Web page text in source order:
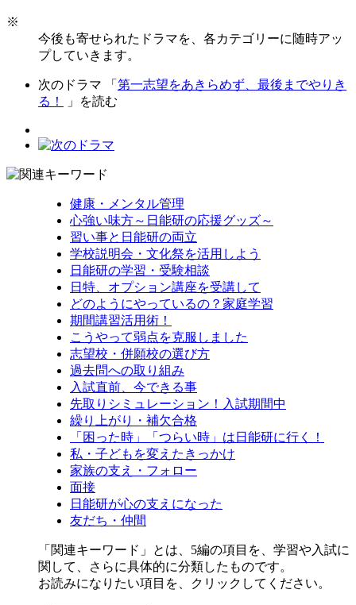
※
今後も寄せられたドラマを、各カテゴリーに随時アッ
プしていきます。
次のドラマ 「 第一志望をあきらめず、最後までやりき
る！
」を読む
健康・メンタル管理
心強い味方～日能研の応援グッズ～
習い事と日能研の両立
学校説明会・文化祭を活用しよう
日能研の学習・受験相談
日特、オプション講座を受講して
どのようにやっているの？家庭学習
期間講習活用術！
こうやって弱点を克服しました
志望校・併願校の選び方
過去問への取り組み
入試直前、今できる事
先取りシミュレーション！入試期間中
繰り上がり・補欠合格
「困った時」「つらい時」は日能研に行く！
私・子どもを変えたきっかけ
家族の支え・フォロー
面接
日能研が心の支えになった
友だち・仲間
「関連キーワード」とは、5編の項目を、学習や入試に
関して、さらに具体的に分類したものです。
お読みになりたい項目を、クリックしてください。